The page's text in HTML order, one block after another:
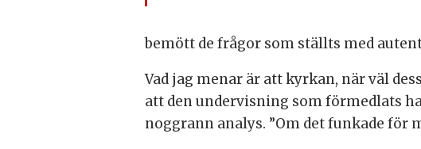
bemött de frågor som ställts med
Vad jag menar är att kyrkan, när väl
att den undervisning som förmedlats
noggrann analys. ”Om det funkade för